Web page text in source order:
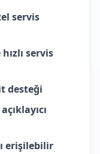
servis
servis
desteği
erişilebilir